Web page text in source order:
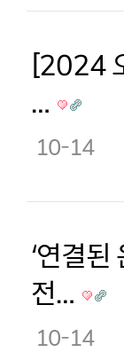
[2024
…
10-14
‘연결
전…
10-14